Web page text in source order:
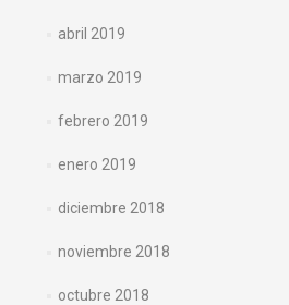
abril 2019
marzo 2019
febrero 2019
enero 2019
diciembre 2018
noviembre 2018
octubre 2018